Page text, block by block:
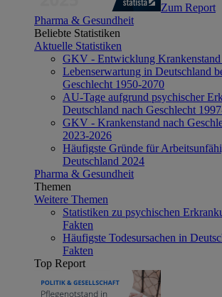
Zum Report
Pharma & Gesundheit
Beliebte Statistiken
Aktuelle Statistiken
GKV - Entwicklung
Lebenserwartung in Deutschland
Geschlecht 1950-2070
AU-Tage aufgrund psychischer
Deutschland nach Geschlecht
GKV - Krankenstand nach
2023-2026
Häufigste Gründe für
Deutschland 2024
Pharma & Gesundheit
Themen
Weitere Themen
Statistiken zu psychischen
Fakten
Häufigste Todesursachen in
Fakten
Top Report